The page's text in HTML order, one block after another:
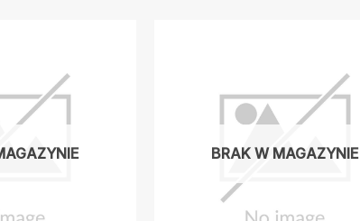
BRAK W MAGAZYNIE